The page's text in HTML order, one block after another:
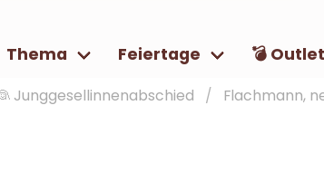
Thema Feiertage 💣 Outlet
Junggesellinnenabschied Flachmann,